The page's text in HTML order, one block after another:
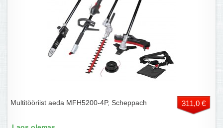
Multitööriist aeda MFH5200-4P, Scheppach 311,0 €